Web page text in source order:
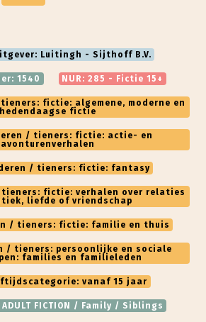
Luitingh - Sijthoff B.V.
1540 NUR: 285 - Fictie 15+
tieners: fictie: algemene, moderne en
hedendaagse fictie
/ tieners: fictie: actie- en
avonturenverhalen
/ tieners: fictie: fantasy
tieners: fictie: verhalen over relaties
liefde of vriendschap
/ tieners: fictie: familie en thuis
/ tieners: persoonlijke en sociale
families en familieleden
vanaf 15 jaar
ADULT FICTION / Family / Siblings